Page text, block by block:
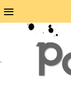
≡